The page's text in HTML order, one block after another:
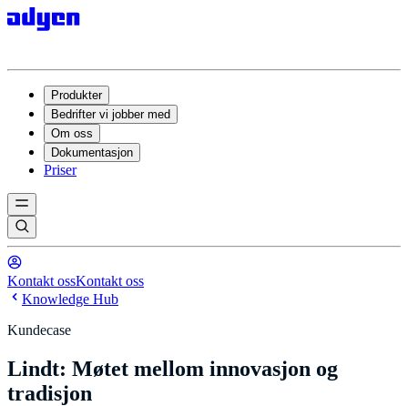
Produkter
Bedrifter vi jobber med
Om oss
Dokumentasjon
Priser
Kontakt ossKontakt oss
Knowledge Hub
Kundecase
Lindt: Møtet mellom innovasjon og
tradisjon